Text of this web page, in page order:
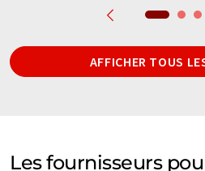
AFFICHER TOUS
Les fournisseurs